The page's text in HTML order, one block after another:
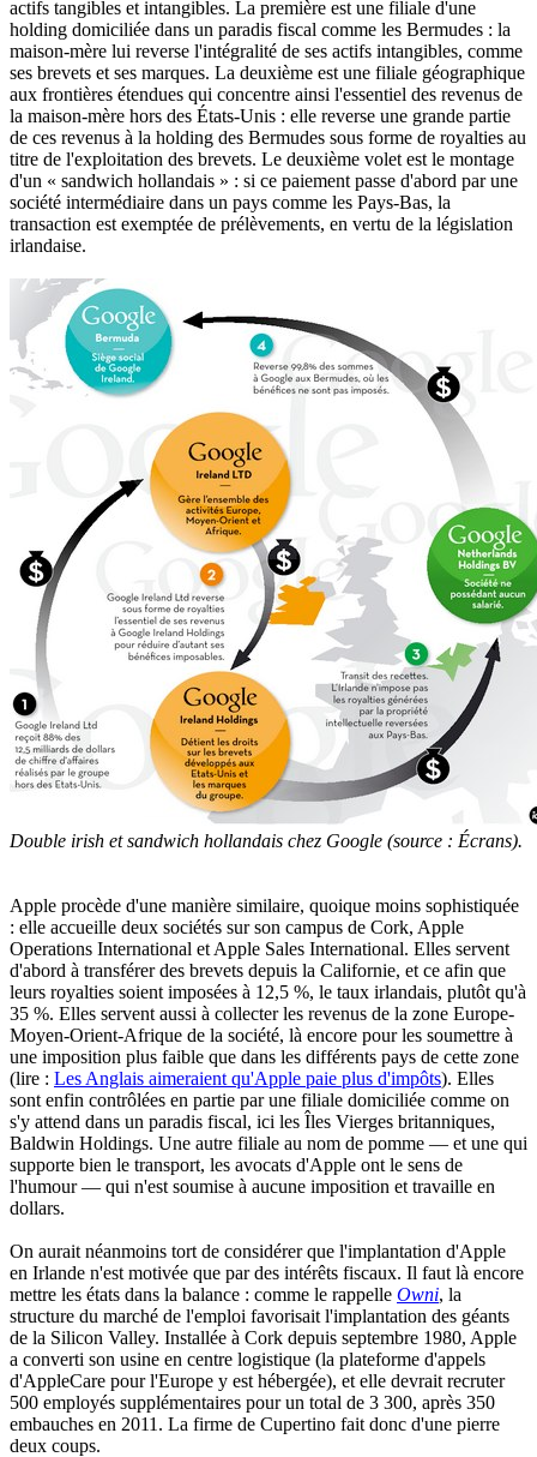
actifs tangibles et intangibles. La première est une filiale d'une
holding domiciliée dans un paradis fiscal comme les Bermudes : la
maison-mère lui reverse l'intégralité de ses actifs intangibles, comme
ses brevets et ses marques. La deuxième est une filiale géographique
aux frontières étendues qui concentre ainsi l'essentiel des revenus de
la maison-mère hors des États-Unis : elle reverse une grande partie
de ces revenus à la holding des Bermudes sous forme de royalties au
titre de l'exploitation des brevets. Le deuxième volet est le montage
d'un « sandwich hollandais » : si ce paiement passe d'abord par une
société intermédiaire dans un pays comme les Pays-Bas, la
transaction est exemptée de prélèvements, en vertu de la législation
irlandaise.
Double irish et sandwich hollandais chez Google (source : Écrans).
Apple procède d'une manière similaire, quoique moins sophistiquée
: elle accueille deux sociétés sur son campus de Cork, Apple
Operations International et Apple Sales International. Elles servent
d'abord à transférer des brevets depuis la Californie, et ce afin que
leurs royalties soient imposées à 12,5 %, le taux irlandais, plutôt qu'à
35 %. Elles servent aussi à collecter les revenus de la zone Europe-
Moyen-Orient-Afrique de la société, là encore pour les soumettre à
une imposition plus faible que dans les différents pays de cette zone
(lire : Les Anglais aimeraient qu'Apple paie plus d'impôts). Elles
sont enfin contrôlées en partie par une filiale domiciliée comme on
s'y attend dans un paradis fiscal, ici les Îles Vierges britanniques,
Baldwin Holdings. Une autre filiale au nom de pomme — et une qui
supporte bien le transport, les avocats d'Apple ont le sens de
l'humour — qui n'est soumise à aucune imposition et travaille en
dollars.
On aurait néanmoins tort de considérer que l'implantation d'Apple
en Irlande n'est motivée que par des intérêts fiscaux. Il faut là encore
mettre les états dans la balance : comme le rappelle Owni, la
structure du marché de l'emploi favorisait l'implantation des géants
de la Silicon Valley. Installée à Cork depuis septembre 1980, Apple
a converti son usine en centre logistique (la plateforme d'appels
d'AppleCare pour l'Europe y est hébergée), et elle devrait recruter
500 employés supplémentaires pour un total de 3 300, après 350
embauches en 2011. La firme de Cupertino fait donc d'une pierre
deux coups.